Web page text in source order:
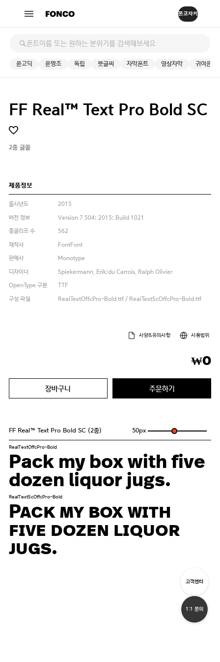
윤고딕 윤명조 독립 붓글씨 자막폰트 영상자막 귀여운
FF Real™ Text Pro Bold SC
2종 글꼴
제품정보
출시년도
2015
버전 정보
Version 7.504; 2015; Build 1021
총글리프 수
562
제작사
FontFont
판매사
Monotype
디자이너
Spiekermann, Erik;du Carrois, Ralph Olivier
OpenType 구분
TTF
구성 파일
RealTextOffcPro-Bold.ttf / RealTextScOffcPro-Bold.ttf
사양&유의사항 사용범위
₩0
장바구니 주문하기
FF Real™ Text Pro Bold SC (2종) 50px
RealTextOffcPro-Bold
Pack my box with five
dozen liquor jugs.
RealTextScOffcPro-Bold
Pack my box with
five dozen liquor
jugs.
고객센터
1:1 문의